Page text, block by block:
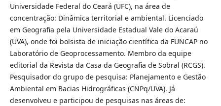
Universidade Federal do Ceará (UFC), na área de
concentração: Dinâmica territorial e ambiental. Licenciado
em Geografia pela Universidade Estadual Vale do Acaraú
(UVA), onde foi bolsista de iniciação científica da FUNCAP no
Laboratório de Geoprocessamento. Membro da equipe
editorial da Revista da Casa da Geografia de Sobral (RCGS).
Pesquisador do grupo de pesquisa: Planejamento e Gestão
Ambiental em Bacias Hidrográficas (CNPq/UVA). Já
desenvolveu e participou de pesquisas nas áreas de: